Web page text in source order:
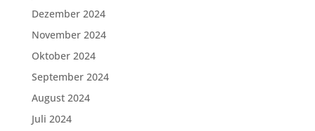
Dezember 2024
November 2024
Oktober 2024
September 2024
August 2024
Juli 2024